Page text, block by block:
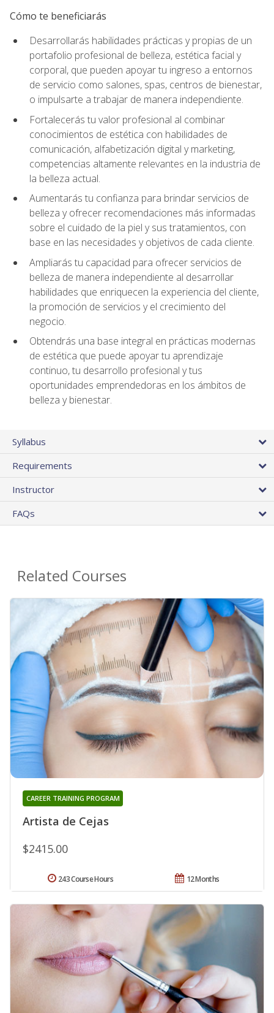
Cómo te beneficiarás
Desarrollarás habilidades prácticas y propias de un
portafolio profesional de belleza, estética facial y
corporal, que pueden apoyar tu ingreso a entornos
de servicio como salones, spas, centros de bienestar,
o impulsarte a trabajar de manera independiente.
Fortalecerás tu valor profesional al combinar
conocimientos de estética con habilidades de
comunicación, alfabetización digital y marketing,
competencias altamente relevantes en la industria de
la belleza actual.
Aumentarás tu confianza para brindar servicios de
belleza y ofrecer recomendaciones más informadas
sobre el cuidado de la piel y sus tratamientos, con
base en las necesidades y objetivos de cada cliente.
Ampliarás tu capacidad para ofrecer servicios de
belleza de manera independiente al desarrollar
habilidades que enriquecen la experiencia del cliente,
la promoción de servicios y el crecimiento del
negocio.
Obtendrás una base integral en prácticas modernas
de estética que puede apoyar tu aprendizaje
continuo, tu desarrollo profesional y tus
oportunidades emprendedoras en los ámbitos de
belleza y bienestar.
Syllabus
Requirements
Instructor
FAQs
Related Courses
Artista de Cejas
CAREER TRAINING PROGRAM
$2415.00
12 Months
243 Course Hours